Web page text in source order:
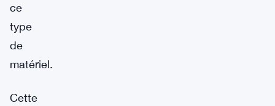
ce
type
de
matériel.
Cette